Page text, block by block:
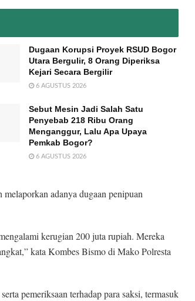
Dugaan Korupsi Proyek RSUD Bogor
Utara Bergulir, 8 Orang Diperiksa
Kejari Secara Bergilir
6 AGUSTUS 2026
Sebut Mesin Jadi Salah Satu
Penyebab 218 Ribu Orang
Menganggur, Lalu Apa Upaya
Pemkab Bogor?
6 AGUSTUS 2026
adanya dugaan penipuan
kerugian 200 juta rupiah. Mereka
kata Kombes Bismo di Mako Polresta
pemeriksaan terhadap para saksi, termasuk